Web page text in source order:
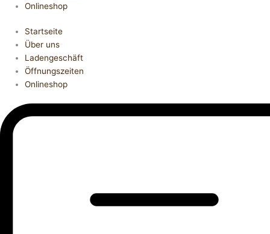
Onlineshop
Startseite
Über uns
Ladengeschäft
Öffnungszeiten
Onlineshop